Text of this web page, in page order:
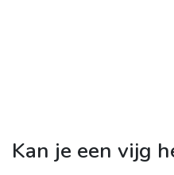
Kan je een vijg